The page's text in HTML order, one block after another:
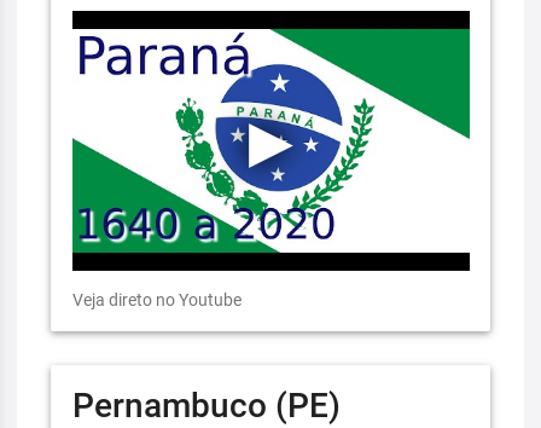
Veja direto no Youtube
Pernambuco (PE)